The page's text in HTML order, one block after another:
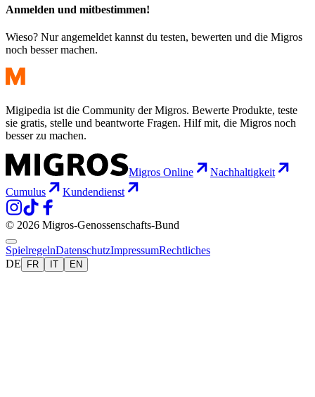
Anmelden und mitbestimmen!
Wieso? Nur angemeldet kannst du testen, bewerten und die Migros
noch besser machen.
Migipedia ist die Community der Migros. Bewerte Produkte, teste
sie gratis, stelle und beantworte Fragen. Hilf mit, die Migros noch
besser zu machen.
Migros Online
Nachhaltigkeit
Cumulus
Kundendienst
© 2026 Migros-Genossenschafts-Bund
SpielregelnDatenschutzImpressumRechtliches
DE
FR IT EN